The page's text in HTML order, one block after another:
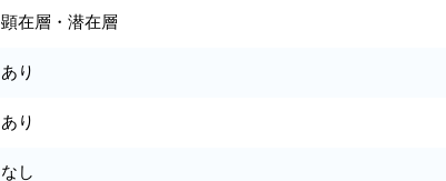
顕在層・潜在層
あり
あり
なし